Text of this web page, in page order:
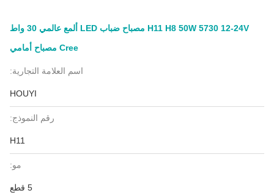
H11 H8 50W 5730 12-24V مصباح ضباب LED ألمع عالمي 30 واط
Cree مصباح أمامي
اسم العلامة التجارية:
HOUYI
رقم النموذج:
H11
مو:
5 قطع